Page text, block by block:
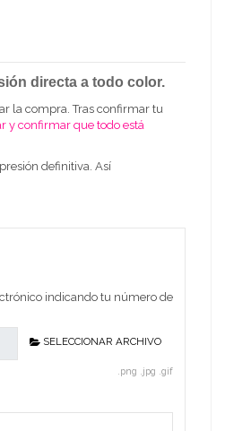
directa a todo color.
la compra. Tras confirmar tu
y confirmar que todo está
definitiva. Así
indicando tu número de
SELECCIONAR ARCHIVO
.png .jpg .gif